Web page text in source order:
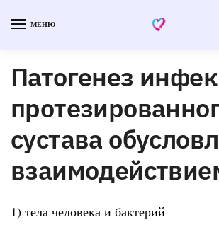
МЕНЮ
Патогенез
сустава
1) тела человека и бактерий